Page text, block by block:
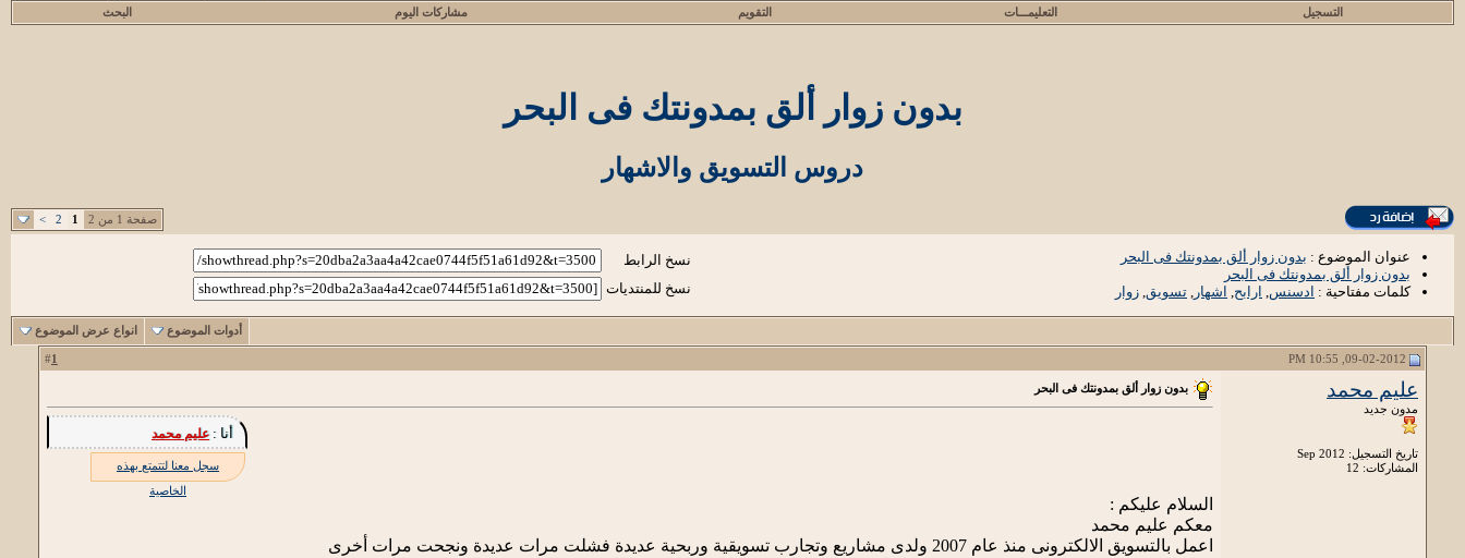
التسجيل التعليمـــات التقويم مشاركات اليوم البحث
بدون زوار ألق بمدونتك فى البحر
دروس التسويق والاشهار
صفحة 1 من 2 1
2
>
عنوان الموضوع : بدون زوار ألق بمدونتك فى البحر
بدون زوار ألق بمدونتك فى البحر
كلمات مفتاحية : ادسنس, ارابح, اشهار , تسويق, زوار
نسخ الرابط
نسخ للمنتديات
أدوات الموضوع انواع عرض الموضوع
1
عليم محمد
مدون جديد
تاريخ التسجيل: Sep 2012
المشاركات: 12
بدون زوار ألق بمدونتك فى البحر
أنا :عليم محمد
سجل معنا لتتمتع بهذه
الخاصية
السلام عليكم :
معكم عليم محمد
اعمل بالتسويق الالكترونى منذ عام 2007 ولدى مشاريع وتجارب تسويقية وربحية عديدة فشلت مرات عديدة ونجحت مرات أخرى